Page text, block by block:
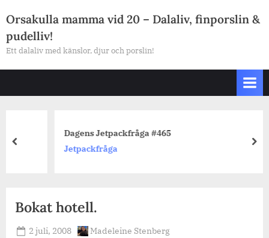
to
content
Orsakulla mamma vid 20 – Dalaliv, finporslin &
pudelliv!
Ett dalaliv med känslor, djur och porslin!
Dagens Jetpackfråga #465
Jetpackfråga
prev
Bokat hotell.
Posted
2 juli, 2008 By
Madeleine Stenberg